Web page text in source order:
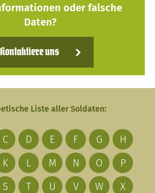
oder falsche
Daten?
Kontaktiere uns
Liste aller Soldaten:
C D E F G
H
K L M N O
P
S T U V W
X